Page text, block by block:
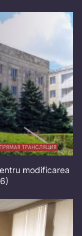
modificarea